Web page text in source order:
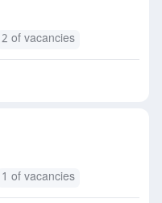
2 of vacancies
1 of vacancies